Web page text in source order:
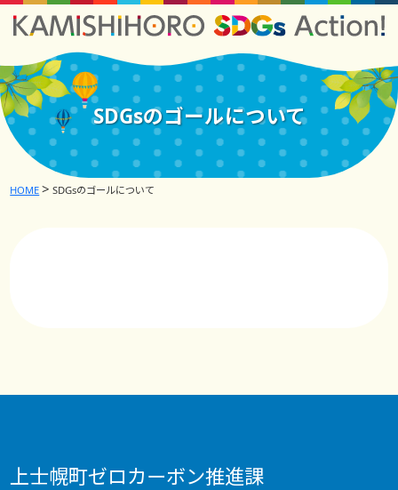
SDGsのゴールについて
HOME SDGsのゴールについて
上士幌町ゼロカーボン推進課